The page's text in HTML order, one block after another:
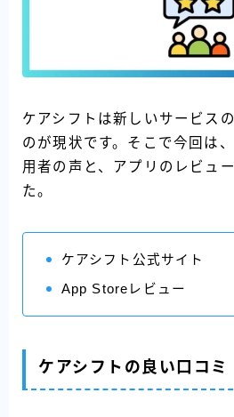
ケアシフトは新しいサービス
のが現状です。そこで今回は
用者の声と、アプリのレビュ
た。
ケアシフト公式サイト
App Storeレビュー
ケアシフトの良い口コミ